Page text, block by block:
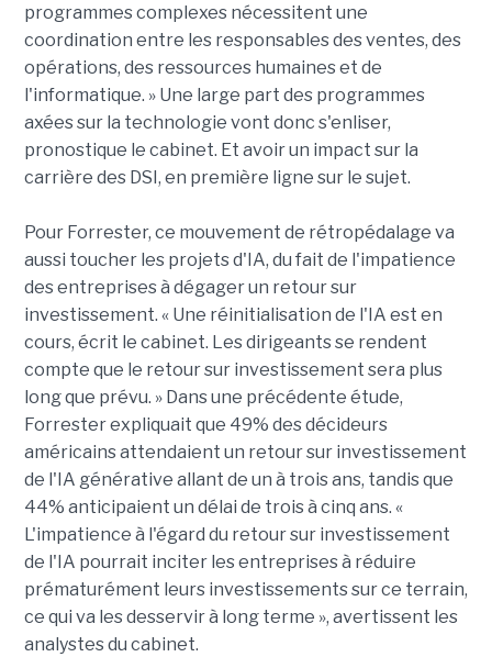
programmes complexes nécessitent une
coordination entre les responsables des ventes, des
opérations, des ressources humaines et de
l'informatique. » Une large part des programmes
axées sur la technologie vont donc s'enliser,
pronostique le cabinet. Et avoir un impact sur la
carrière des DSI, en première ligne sur le sujet.
Pour Forrester, ce mouvement de rétropédalage va
aussi toucher les projets d'IA, du fait de l'impatience
des entreprises à dégager un retour sur
investissement. « Une réinitialisation de l'IA est en
cours, écrit le cabinet. Les dirigeants se rendent
compte que le retour sur investissement sera plus
long que prévu. » Dans une précédente étude,
Forrester expliquait que 49% des décideurs
américains attendaient un retour sur investissement
de l'IA générative allant de un à trois ans, tandis que
44% anticipaient un délai de trois à cinq ans. «
L'impatience à l'égard du retour sur investissement
de l'IA pourrait inciter les entreprises à réduire
prématurément leurs investissements sur ce terrain,
ce qui va les desservir à long terme », avertissent les
analystes du cabinet.